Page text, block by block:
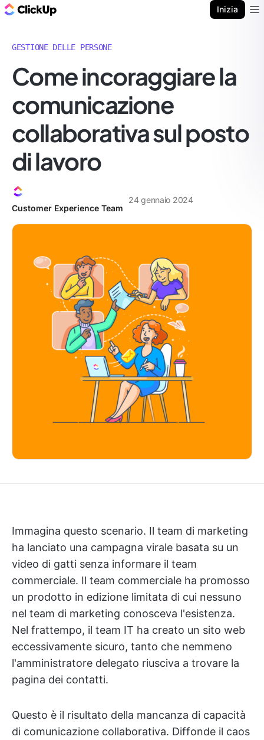
Inizia
GESTIONE DELLE PERSONE
Come incoraggiare la
comunicazione
collaborativa sul posto
di lavoro
Customer Experience Team
24 gennaio 2024
Immagina questo scenario. Il team di marketing
ha lanciato una campagna virale basata su un
video di gatti senza informare il team
commerciale. Il team commerciale ha promosso
un prodotto in edizione limitata di cui nessuno
nel team di marketing conosceva l'esistenza.
Nel frattempo, il team IT ha creato un sito web
eccessivamente sicuro, tanto che nemmeno
l'amministratore delegato riusciva a trovare la
pagina dei contatti.
Questo è il risultato della mancanza di capacità
di comunicazione collaborativa. Diffonde il caos